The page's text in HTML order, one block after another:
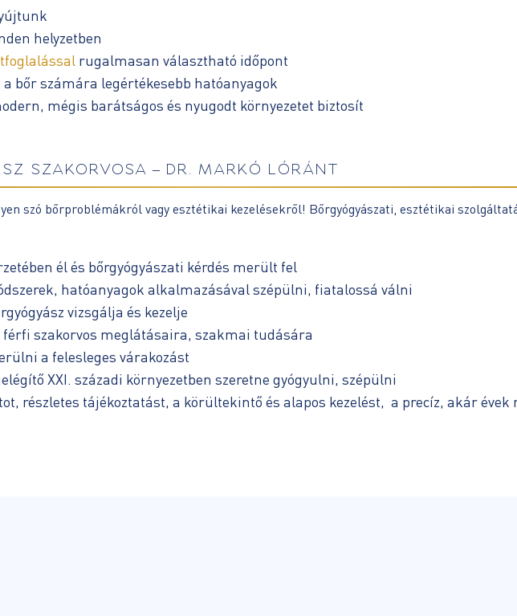
helyzetben
rugalmasan választható időpont
bőr számára legértékesebb hatóanyagok
mégis barátságos és nyugodt környezetet biztosít
SZAKORVOSA – DR. MARKÓ LÓRÁNT
szó bőrproblémákról vagy esztétikai kezelésekről! Bőrgyógyászati, esztétikai
él és bőrgyógyászati kérdés merült fel
hatóanyagok alkalmazásával szépülni, fiatalossá válni
vizsgálja és kezelje
férfi szakorvos meglátásaira, szakmai tudására
a felesleges várakozást
XXI. századi környezetben szeretne gyógyulni, szépülni
részletes tájékoztatást, a körültekintő és alapos kezelést, a precíz, akár évek